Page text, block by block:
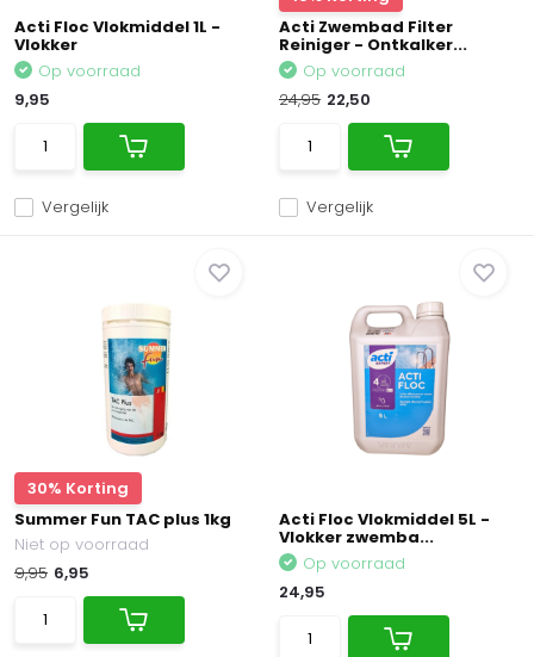
Acti Floc Vlokmiddel 1L -
Vlokker
Vergelijk
Op voorraad
9,95
Acti Zwembad Filter
Reiniger - Ontkalker...
Vergelijk
Op voorraad
24,95 22,50
30% Korting
Summer Fun TAC plus 1kg
Niet op voorraad
9,95 6,95
Acti Floc Vlokmiddel 5L -
Vlokker zwemba...
Op voorraad
24,95